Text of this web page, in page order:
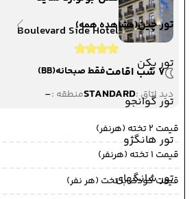
تور چین(مشاهده همه)
تور پکن
تور گوانجو
تور هانگژو
تور شانگهای
Boulevard Side Hotel
7 شب اقامت
فقط صبحانه(BB)
دید اتاق :STANDARDمنطقه :-
قیمت 2 تخته (هرنفر)
قیمت 1 تخته (هرنفر)
قیمت کودک با تخت (هر نفر)